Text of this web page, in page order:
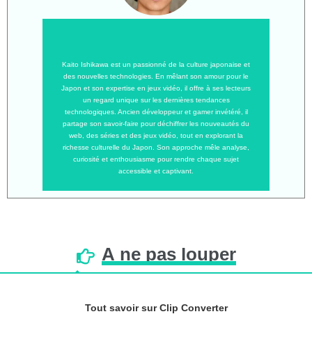
Kaito Ishikawa est un passionné de la culture japonaise et
des nouvelles technologies. En mêlant son amour pour le
Japon et son expertise en jeux vidéo, il offre à ses lecteurs
un regard unique sur les dernières tendances
technologiques. Ancien développeur et gamer invétéré, il
partage son savoir-faire pour déchiffrer les nouveautés du
web, des séries et des jeux vidéo, tout en explorant la
richesse culturelle du Japon. Son approche mêle analyse,
curiosité et enthousiasme pour rendre chaque sujet
accessible et captivant.
À ne pas louper
Tout savoir sur Clip Converter